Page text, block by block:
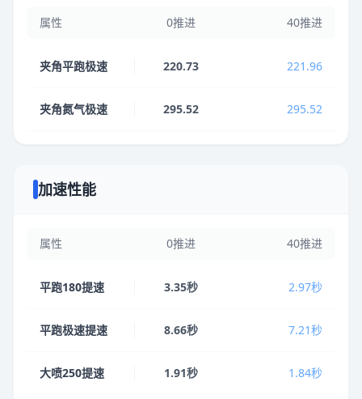
属性 0推进 40推进
夹角平跑极速 220.73 221.96
夹角氮气极速 295.52 295.52
加速性能
属性 0推进 40推进
平跑180提速 3.35秒 2.97秒
平跑极速提速 8.66秒 7.21秒
大喷250提速 1.91秒 1.84秒